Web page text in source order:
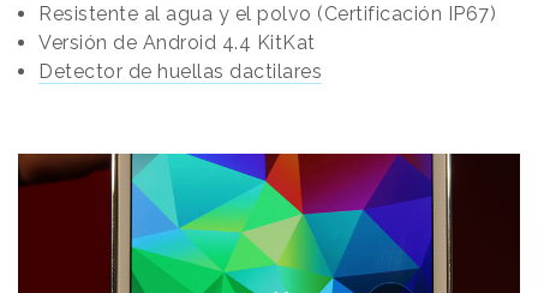
Resistente al agua y el polvo (Certificación IP67)
Versión de Android 4.4 KitKat
Detector de huellas dactilares